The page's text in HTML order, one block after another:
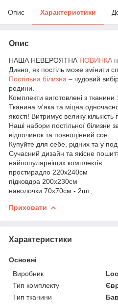
Опис Характеристики
Опис
НАША НЕВЕРОЯТНА НОВИНКА
Дивно, як постіль може змінити
Постільна білизна – чудовий
родини.
Комплекти виготовлені з тканини
Тканина м'яка та міцна
якості! Витримує велику кількість
Наші набори постільної білизни
відпочинок та повноцінний сон.
Купуйте для себе, рідних та у
Сучасний дизайн та якісне
найпопулярніших комплектів.
простирадло 220х240см
підковдра 200х230см
наволочки 70х70см - 2шт;
Приховати
Характеристики
Основні
Виробник
Тип комплекту
Тип тканини